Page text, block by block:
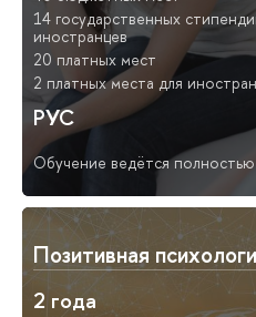
14 государственных
иностранцев
20 платных мест
2 платных места для
РУС
Обучение ведётся полностью
Позитивная
2 года